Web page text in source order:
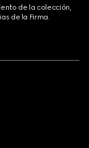
de la colección,
de la Firma.